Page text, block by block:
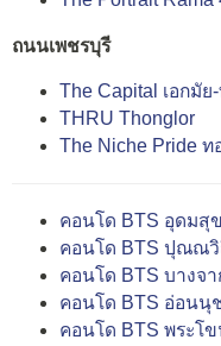
ถนนเพชรบุรี
The Capital เอกมัย
THRU Thonglor
The Niche Pride ท
คอนโด BTS อุดมสุข
คอนโด BTS ปุณณ
คอนโด BTS บางจา
คอนโด BTS อ่อนนุ
คอนโด BTS พระโข